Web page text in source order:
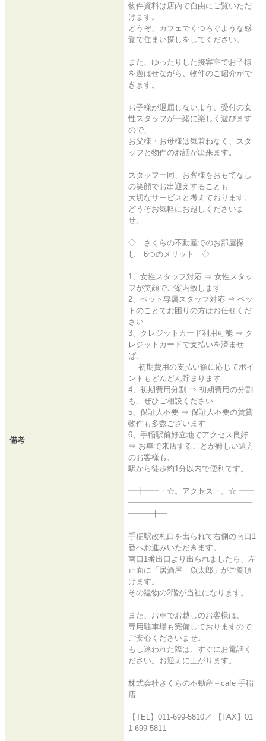
備考
物件資料は店内で自由にご覧いただ
けます。
どうぞ、カフェでくつろぐような感
覚で住まい探しをしてください。
また、ゆったりした接客室でお子様
を遊ばせながら、物件のご紹介がで
きます。
お子様が退屈しないよう、受付の女
性スタッフが一緒に楽しく遊びます
ので、
お父様・お母様は気兼ねなく、スタ
ッフと物件のお話が出来ます。
スタッフ一同、お客様をおもてなし
の笑顔でお出迎えすることも
大切なサービスと考えております。
どうぞお気軽にお越しくださいま
せ。
◇ さくらの不動産でのお部屋探
し 6つのメリット ◇
1、女性スタッフ対応 ⇒ 女性スタッ
フが笑顔でご案内致します
2、ペット専属スタッフ対応 ⇒ ペッ
トのことでお困りの方はお任せくだ
さい
3、クレジットカード利用可能 ⇒ ク
レジットカードで支払いを済ませ
ば、
初期費用の支払い額に応じてポイ
ントもどんどん貯まります
4、初期費用分割 ⇒ 初期費用の分割
も、ぜひご相談ください
5、保証人不要 ⇒ 保証人不要の賃貸
物件も多数ございます
6、手稲駅前好立地でアクセス良好
⇒ お車で来店することが難しい遠方
のお客様も、
駅から徒歩約1分以内で便利です。
━╋━━・☆。アクセス・。☆ ━━
━━━━━━━━━━━━━━━━
━━━╋━
手稲駅改札口を出られて右側の南口1
番へお進みいただきます。
南口1番出口より出られましたら、左
正面に「居酒屋 魚太郎」がご覧頂
けます。
その建物の2階が当社になります。
また、お車でお越しのお客様は、
専用駐車場も完備しておりますので
ご安心くださいませ。
もし迷われた際は、すぐにお電話く
ださい。お迎えに上がります。
株式会社さくらの不動産＋cafe 手稲
店
【TEL】011-699-5810／ 【FAX】01
1-699-5811